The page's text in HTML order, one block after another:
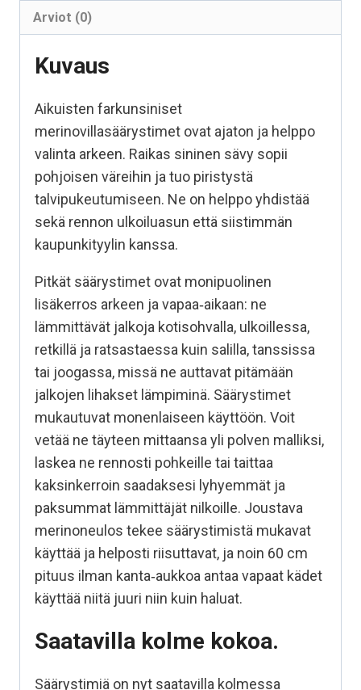
Arviot (0)
Kuvaus
Aikuisten farkunsiniset
merinovillasäärystimet ovat ajaton ja helppo
valinta arkeen. Raikas sininen sävy sopii
pohjoisen väreihin ja tuo piristystä
talvipukeutumiseen. Ne on helppo yhdistää
sekä rennon ulkoiluasun että siistimmän
kaupunkityylin kanssa.
Pitkät säärystimet ovat monipuolinen
lisäkerros arkeen ja vapaa‑aikaan: ne
lämmittävät jalkoja kotisohvalla, ulkoillessa,
retkillä ja ratsastaessa kuin salilla, tanssissa
tai joogassa, missä ne auttavat pitämään
jalkojen lihakset lämpiminä. Säärystimet
mukautuvat monenlaiseen käyttöön. Voit
vetää ne täyteen mittaansa yli polven malliksi,
laskea ne rennosti pohkeille tai taittaa
kaksinkerroin saadaksesi lyhyemmät ja
paksummat lämmittäjät nilkoille. Joustava
merinoneulos tekee säärystimistä mukavat
käyttää ja helposti riisuttavat, ja noin 60 cm
pituus ilman kanta‑aukkoa antaa vapaat kädet
käyttää niitä juuri niin kuin haluat.
Saatavilla kolme kokoa.
Säärystimiä on nyt saatavilla kolmessa